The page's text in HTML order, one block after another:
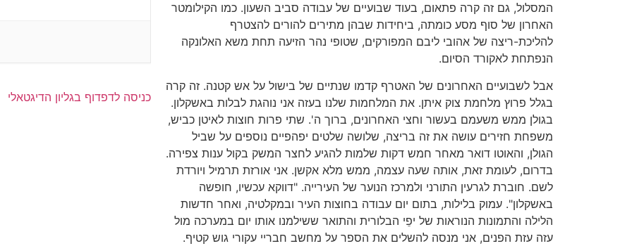
המסלול, גם זה קרה פתאום, בעוד שבועיים של עבודה סביב השעון. כמו הקילומטר
האחרון של סוף מסע כומתה, ביחידות שבהן מתירים להורים להצטרף
להליכת-ריצה של אהובי ליבם המפורקים, שטופי נהר הזיעה תחת משא האלונקה
הנפתחת לאקורד הסיום.
אבל לשבועיים האחרונים של האטרף קדמו שנתיים של בישול על אש קטנה. זה קרה
בגלל פרוץ מלחמת צוק איתן. את המלחמות שלנו בעזה אני נוהגת לבלות באשקלון.
בגולן ממש משעמם בעשור וחצי האחרונים, ברוך ה'. שתי פרות חוצות לאיטן כביש,
משפחת חזירים עושה את זה בריצה, שלושה שלטים יפהפיים נוספים על שביל
הגולן, והאוטו דואר מאחר חמש דקות שלמות להגיע לחצר המשק בקול ענות צפירה.
בדרום, לעומת זאת, אותה שעה עצמה, ממש מלא אקשן. אני אורזת תרמיל ויורדת
לשם. חוברת לגרעין התורני ולמרכז הנוער של העירייה. "דווקא עכשיו, חופשה
באשקלון". עמוק בלילות, בתום יום עבודה בחוצות העיר ובמקלטיה, ואחר חדשות
הלילה והתמונות הנוראות של יפֵי הבלורית והתואר ששילמנו אותו יום במערכה מול
עזה עזת הפנים, אני מנסה להשלים את הספר על מחשב חבריי עקורי גוש קטיף.
כניסה לדפדוף בגליון הדיגטאלי